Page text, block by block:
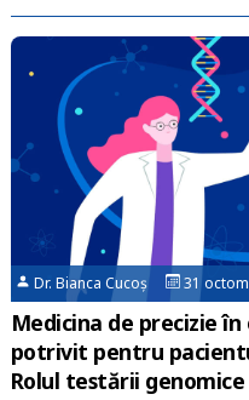
Dr. Bianca Cucoș 31
Medicina de precizie
potrivit pentru
Rolul testării